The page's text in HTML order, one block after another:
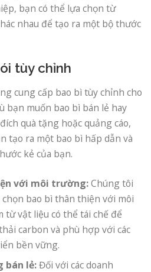
bạn có thể lựa chọn từ
nhau để tạo ra một bộ thước
tùy chỉnh
cung cấp bao bì tùy chỉnh cho
bạn muốn bao bì bán lẻ hay
quà tặng hoặc quảng cáo,
tạo ra một bao bì hấp dẫn và
kẻ của bạn.
với môi trường:Chúng tôi
chọn bao bì thân thiện với môi
từ vật liệu có thể tái chế để
carbon và phù hợp với các
bền vững.
bán lẻ:Đối với các doanh